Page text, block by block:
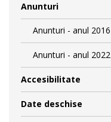
Anunturi
Anunturi - anul 2016
Anunturi - anul 2022
Accesibilitate
Date deschise